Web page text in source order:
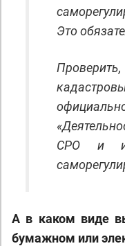
Это
СРО и
А в каком виде
бумажном или